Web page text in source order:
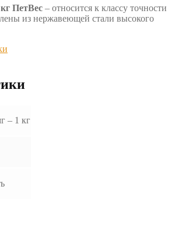
ПетВес – относится к классу точности
из нержавеющей стали высокого
– 1 кг